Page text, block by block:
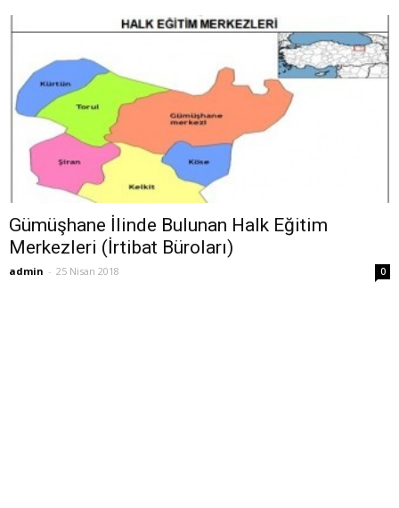
Gümüşhane İlinde Bulunan Halk Eğitim
Merkezleri (İrtibat Büroları)
admin - 25 Nisan 2018 0